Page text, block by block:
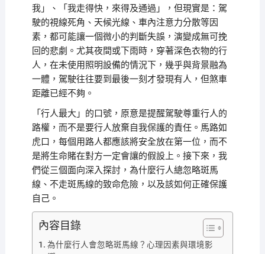
我」、「我走得快，來得及通過」，但現實是：駕
駛的視線死角、天候光線、車內注意力分散等因
素，都可能讓一個微小的判斷失誤，演變成無可挽
回的悲劇。尤其夜間或下雨時，穿著深色衣物的行
人，在未使用照明設備的情況下，幾乎與背景融為
一體，駕駛往往要到最後一刻才發現有人，但煞車
距離已經不夠。
「行人最大」的口號，原意是提醒駕駛尊重行人的
路權，而不是要行人放棄自我保護的責任。馬路如
虎口，每個用路人都應該將安全放在第一位，而不
是將生命賭在對方一定會讓的假設上。接下來，我
們從三個面向深入探討，為什麼行人總忽略斑馬
線、不走斑馬線的致命危險，以及該如何正確保護
自己。
內容目錄
為什麼行人會忽略斑馬線？心理因素與環境影